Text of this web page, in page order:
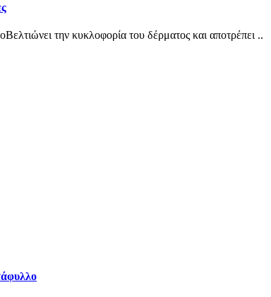
την κυκλοφορία του δέρματος και αποτρέπει ..